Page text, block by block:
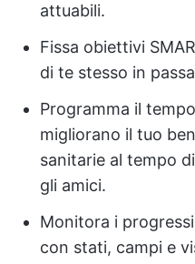
attuabili.
Fissa obiettivi
di te stesso in
Programma il
migliorano il tuo
sanitarie al tempo
gli amici.
Monitora i
con stati, campi e